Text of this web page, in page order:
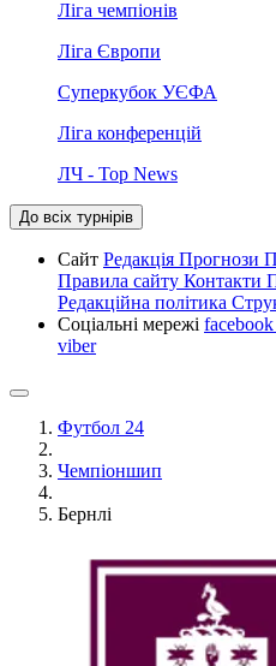
Ліга чемпіонів
Ліга Європи
Суперкубок УЄФА
Ліга конференцій
ЛЧ - Top News
До всіх турнірів
Сайт Редакція Прогнози
Правила сайту Контакти
Редакційна політика
Соціальні мережі facebook
viber
Футбол 24
Чемпіоншип
Бернлі